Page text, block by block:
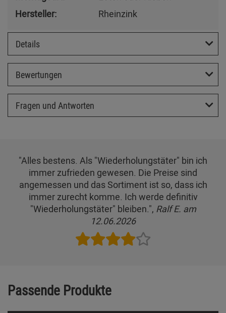
Hersteller:
Rheinzink
Details
Bewertungen
Fragen und Antworten
"Alles bestens. Als "Wiederholungstäter" bin ich
immer zufrieden gewesen. Die Preise sind
angemessen und das Sortiment ist so, dass ich
immer zurecht komme. Ich werde definitiv
"Wiederholungstäter" bleiben.", Ralf E. am
12.06.2026
Passende Produkte